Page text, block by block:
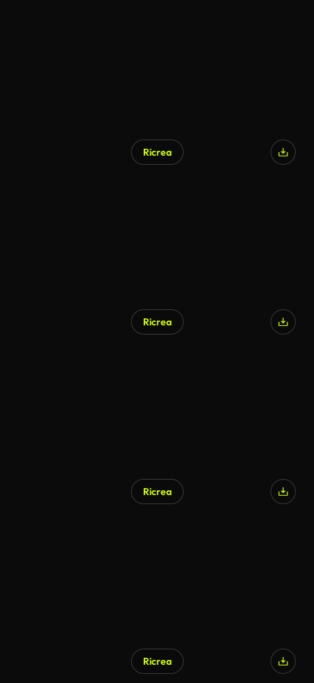
Ricrea
Ricrea
Ricrea
Ricrea